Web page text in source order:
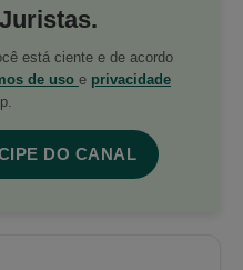
está ciente e de acordo
de uso e privacidade
DO CANAL